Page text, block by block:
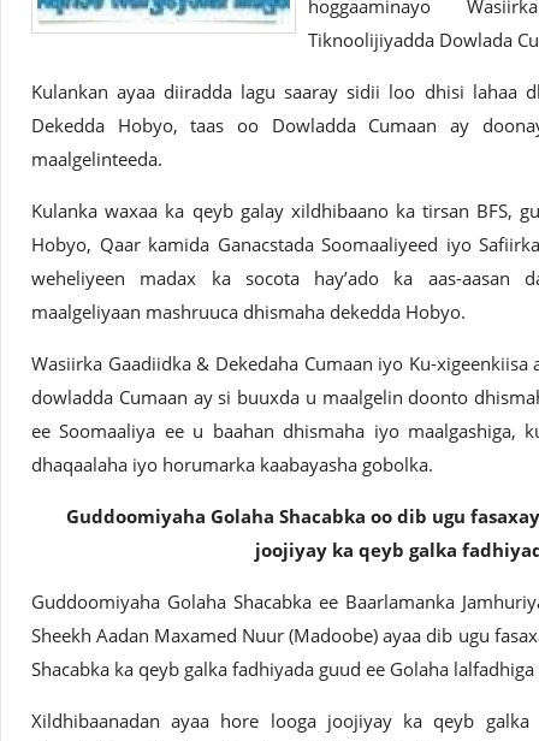
hoggaaminayo
Tiknoolijiyadda Dowlada
Kulankan ayaa diiradda lagu saaray sidii loo dhisi lahaa
Dekedda Hobyo, taas oo Dowladda Cumaan ay
maalgelinteeda.
Kulanka waxaa ka qeyb galay xildhibaano ka tirsan BFS,
Hobyo, Qaar kamida Ganacstada Soomaaliyeed iyo
weheliyeen madax ka socota hay’ado ka aas-aasan
maalgeliyaan mashruuca dhismaha dekedda Hobyo.
Wasiirka Gaadiidka & Dekedaha Cumaan iyo Ku-
dowladda Cumaan ay si buuxda u maalgelin doonto
ee Soomaaliya ee u baahan dhismaha iyo maalgashiga,
dhaqaalaha iyo horumarka kaabayasha gobolka.
Guddoomiyaha Golaha Shacabka oo dib ugu
joojiyay ka qeyb galka
Guddoomiyaha Golaha Shacabka ee Baarlamanka
Sheekh Aadan Maxamed Nuur (Madoobe) ayaa dib ugu
Shacabka ka qeyb galka fadhiyada guud ee Golaha
Xildhibaanadan ayaa hore looga joojiyay ka qeyb